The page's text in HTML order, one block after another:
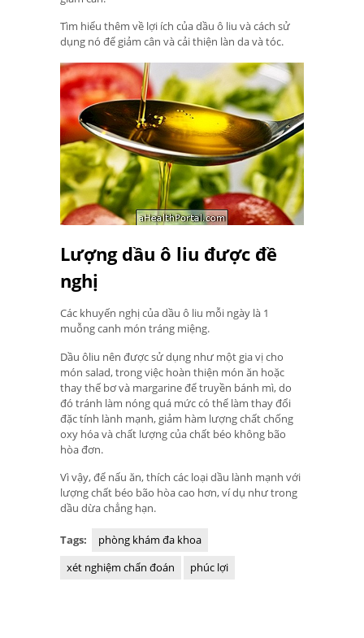
Tìm hiểu thêm về lợi ích của dầu ô liu và cách sử
dụng nó để giảm cân và cải thiện làn da và tóc.
Lượng dầu ô liu được đề
nghị
Các khuyến nghị của dầu ô liu mỗi ngày là 1
muỗng canh món tráng miệng.
Dầu ôliu nên được sử dụng như một gia vị cho
món salad, trong việc hoàn thiện món ăn hoặc
thay thế bơ và margarine để truyền bánh mì, do
đó tránh làm nóng quá mức có thể làm thay đổi
đặc tính lành mạnh, giảm hàm lượng chất chống
oxy hóa và chất lượng của chất béo không bão
hòa đơn.
Vì vậy, để nấu ăn, thích các loại dầu lành mạnh với
lượng chất béo bão hòa cao hơn, ví dụ như trong
dầu dừa chẳng hạn.
Tags:
phòng khám đa khoa
xét nghiệm chẩn đoán
phúc lợi